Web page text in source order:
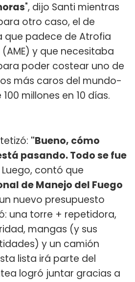
", dijo Santi mientras
otro caso, el de
que padece de Atrofia
(AME) y que necesitaba
poder costear uno de
más caros del mundo-
millones en 10 días.
"Bueno, cómo
pasando. Todo se fue
Luego, contó que
de Manejo del Fuego
nuevo presupuesto
una torre + repetidora,
mangas (y sus
y un camión
lista irá parte del
logró juntar gracias a